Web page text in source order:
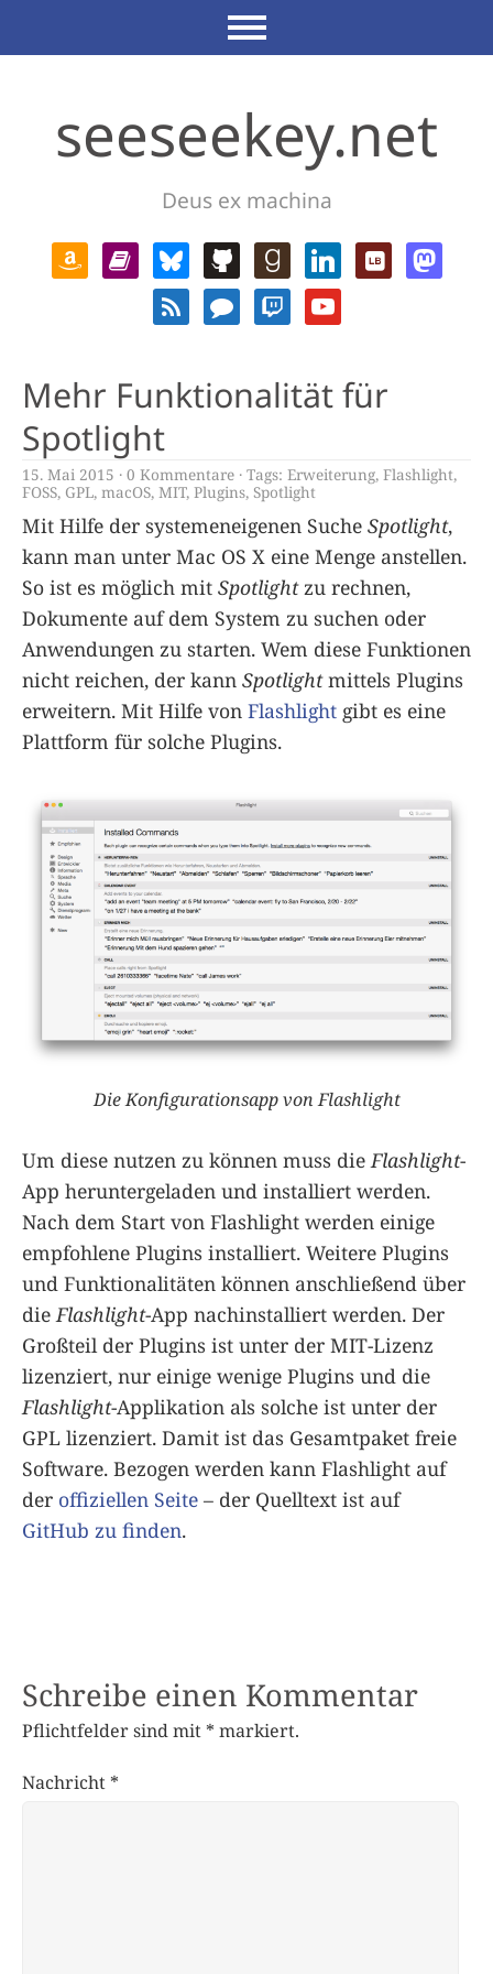
seeseekey.net
Deus ex machina
Mehr Funktionalität für
Spotlight
15. Mai 2015 0 Kommentare Tags: Erweiterung, Flashlight,
FOSS, GPL, macOS, MIT, Plugins, Spotlight
Mit Hilfe der systemeneigenen Suche Spotlight,
kann man unter Mac OS X eine Menge anstellen.
So ist es möglich mit Spotlightzu rechnen,
Dokumente auf dem System zu suchen oder
Anwendungen zu starten. Wem diese Funktionen
nicht reichen, der kann Spotlightmittels Plugins
erweitern. Mit Hilfe von Flashlight gibt es eine
Plattform für solche Plugins.
Die Konfigurationsapp von Flashlight
Um diese nutzen zu können muss dieFlashlight-
App heruntergeladen und installiert werden.
Nach dem Start von Flashlight werden einige
empfohlene Plugins installiert. Weitere Plugins
und Funktionalitäten können anschließend über
dieFlashlight-App nachinstalliert werden. Der
Großteil der Plugins ist unter der MIT-Lizenz
lizenziert, nur einige wenige Plugins und die
Flashlight-Applikation als solche ist unter der
GPL lizenziert. Damit ist das Gesamtpaket freie
Software. Bezogen werden kann Flashlight auf
der offiziellen Seite – der Quelltext ist auf
GitHub zu finden.
Schreibe einen Kommentar
Pflichtfelder sind mit * markiert.
Nachricht *